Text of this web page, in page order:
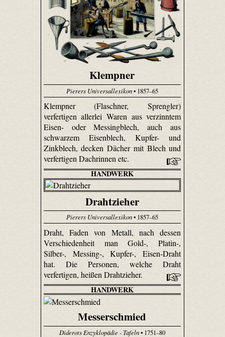
Klempner
Pierers Universallexikon• 1857–65
Klempner (Flaschner, Sprengler)
verfertigen allerlei Waren aus verzinntem
Eisen- oder Messingblech, auch aus
schwarzem Eisenblech, Kupfer- und
Zinkblech, decken Dächer mit Blech und
verfertigen Dachrinnen etc.
HANDWERK
Drahtzieher
Pierers Universallexikon• 1857–65
Draht, Faden von Metall, nach dessen
Verschiedenheit man Gold-, Platin-,
Silber-, Messing-, Kupfer-, Eisen-Draht
hat. Die Personen, welche Draht
verfertigen, heißen Drahtzieher.
HANDWERK
Messerschmied
Diderots Enzyklopädie - Tafeln• 1751–80